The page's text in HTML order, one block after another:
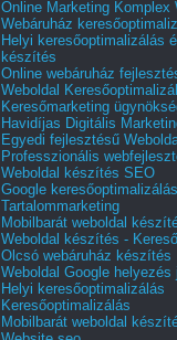
Online Marketing Komplex
Webáruház
Helyi keresőoptimalizálás
készítés
Online webáruház
Weboldal
Keresőmarketing
Havidíjas Digitális
Egyedi fejlesztésű
Professzionális
Weboldal készítés SEO
Google keresőoptimalizálás
Tartalommarketing
Mobilbarát weboldal
Weboldal készítés -
Olcsó webáruház készítés
Weboldal Google helyezés
Helyi keresőoptimalizálás
Keresőoptimalizálás
Mobilbarát weboldal